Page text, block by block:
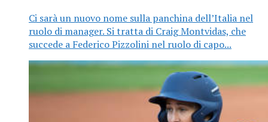
Ci sarà un nuovo nome sulla panchina dell’Italia nel
ruolo di manager. Si tratta di Craig Montvidas, che
succede a Federico Pizzolini nel ruolo di capo...